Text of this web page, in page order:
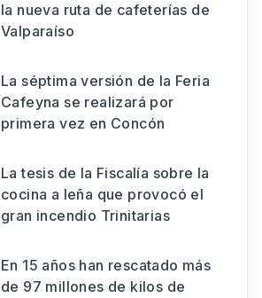
la nueva ruta de cafeterías de
Valparaíso
La séptima versión de la Feria
Cafeyna se realizará por
primera vez en Concón
La tesis de la Fiscalía sobre la
cocina a leña que provocó el
gran incendio Trinitarias
En 15 años han rescatado más
de 97 millones de kilos de